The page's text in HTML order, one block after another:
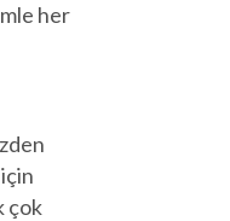
her
çok